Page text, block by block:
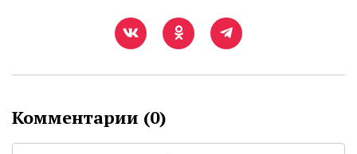
Комментарии (0)